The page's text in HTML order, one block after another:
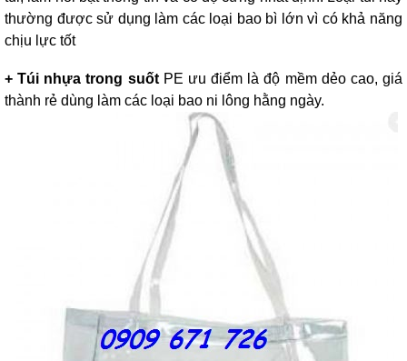
thường được sử dụng làm các loại bao bì lớn vì có khả năng
chịu lực tốt
+ Túi nhựa trong suốtPE ưu điểm là độ mềm dẻo cao, giá
thành rẻ dùng làm các loại bao ni lông hằng ngày.